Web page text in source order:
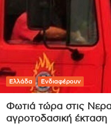
Ελλάδα Ενδιαφέρουν
Φωτιά τώρα στις
αγροτοδασική έκταση